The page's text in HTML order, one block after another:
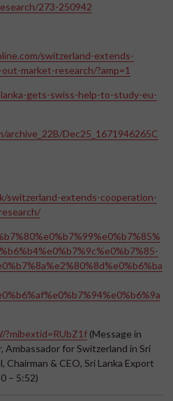
273-250942
switzerland-extends-
market-research/?amp=1
gets-swiss-help-to-study-eu-
Dec25_1671946265C
switzerland-extends-cooperation-
(Message in
Ambassador for Switzerland in Sri
Chairman & CEO, Sri Lanka Export
– 5:52)